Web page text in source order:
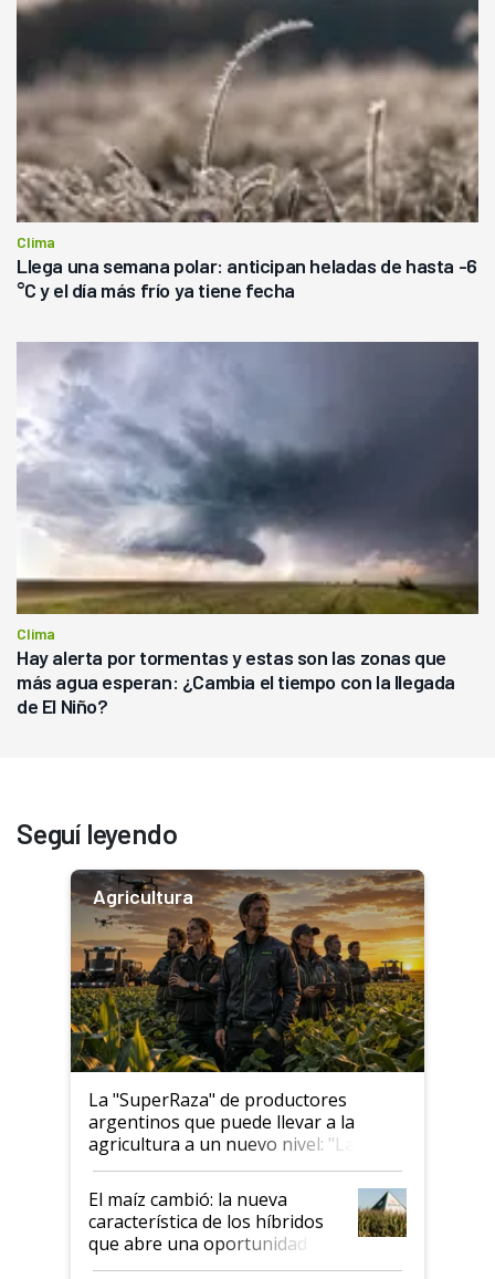
Clima
Llega una semana polar: anticipan heladas de hasta -6
°C y el día más frío ya tiene fecha
Clima
Hay alerta por tormentas y estas son las zonas que
más agua esperan: ¿Cambia el tiempo con la llegada
de El Niño?
Seguí leyendo
Agricultura
La "SuperRaza" de productores
argentinos que puede llevar a la
agricultura a un nuevo nivel: "Las
posibilidades de crecimiento son
infinitas"
El maíz cambió: la nueva
característica de los híbridos
que abre una oportunidad en
el lote